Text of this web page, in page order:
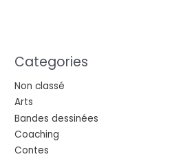
Categories
Non classé
Arts
Bandes dessinées
Coaching
Contes